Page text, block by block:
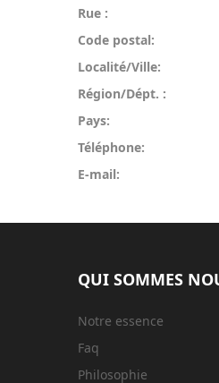
Rue :
Code postal:
Localité/Ville:
Région/Dépt. :
Pays:
Téléphone:
E-mail:
QUI SOMMES
Notre essence
Faq
Philosophie